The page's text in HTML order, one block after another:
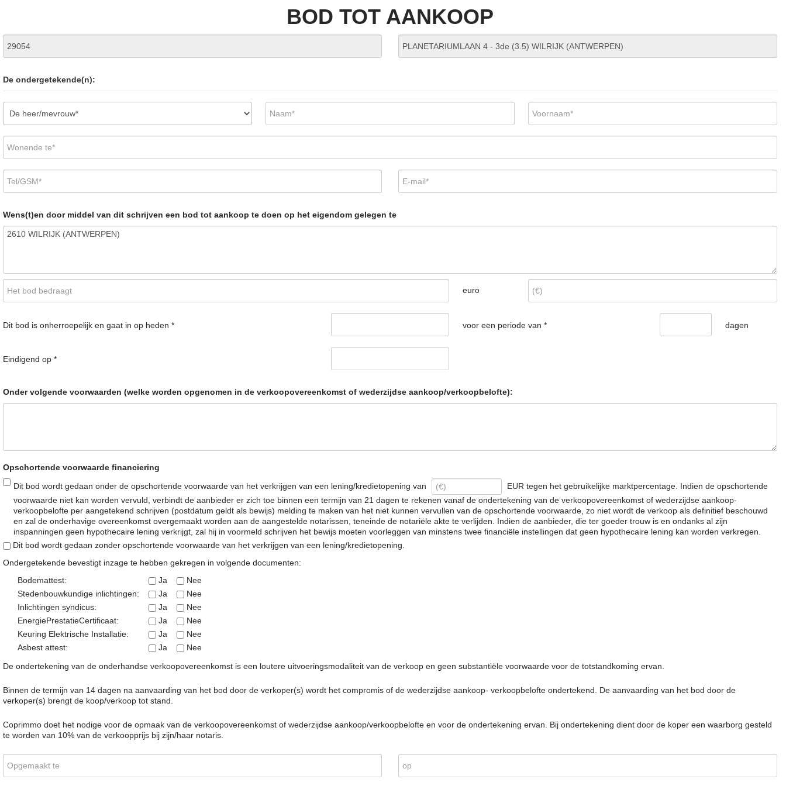
BOD TOT AANKOOP
De ondergetekende(n):
Wens(t)en door middel van dit schrijven een bod tot aankoop te doen op het eigendom gelegen te
euro
Dit bod is onherroepelijk en gaat in op heden * voor een periode van * dagen
Eindigend op *
Onder volgende voorwaarden (welke worden opgenomen in de verkoopovereenkomst of wederzijdse aankoop/verkoopbelofte):
Opschortende voorwaarde financiering
Dit bod wordt gedaan onder de opschortende voorwaarde van het verkrijgen van een lening/kredietopening van
EUR tegen het gebruikelijke marktpercentage. Indien de opschortende
voorwaarde niet kan worden vervuld, verbindt de aanbieder er zich toe binnen een termijn van 21 dagen te rekenen vanaf de ondertekening van de verkoopovereenkomst of wederzijdse aankoop-
verkoopbelofte per aangetekend schrijven (postdatum geldt als bewijs) melding te maken van het niet kunnen vervullen van de opschortende voorwaarde, zo niet wordt de verkoop als definitief beschouwd
en zal de onderhavige overeenkomst overgemaakt worden aan de aangestelde notarissen, teneinde de notariële akte te verlijden. Indien de aanbieder, die ter goeder trouw is en ondanks al zijn
inspanningen geen hypothecaire lening verkrijgt, zal hij in voormeld schrijven het bewijs moeten voorleggen van minstens twee financiële instellingen dat geen hypothecaire lening kan worden verkregen.
Dit bod wordt gedaan zonder opschortende voorwaarde van het verkrijgen van een lening/kredietopening.
Ondergetekende bevestigt inzage te hebben gekregen in volgende documenten:
Bodemattest:
Ja
Nee
Stedenbouwkundige inlichtingen:
Ja
Nee
Inlichtingen syndicus:
Ja
Nee
EnergiePrestatieCertificaat:
Ja
Nee
Keuring Elektrische Installatie:
Ja
Nee
Asbest attest:
Ja
Nee
De ondertekening van de onderhandse verkoopovereenkomst is een loutere uitvoeringsmodaliteit van de verkoop en geen substantiële voorwaarde voor de totstandkoming ervan.
Binnen de termijn van 14 dagen na aanvaarding van het bod door de verkoper(s) wordt het compromis of de wederzijdse aankoop- verkoopbelofte ondertekend. De aanvaarding van het bod door de
verkoper(s) brengt de koop/verkoop tot stand.
Coprimmo doet het nodige voor de opmaak van de verkoopovereenkomst of wederzijdse aankoop/verkoopbelofte en voor de ondertekening ervan. Bij ondertekening dient door de koper een waarborg gesteld
te worden van 10% van de verkoopprijs bij zijn/haar notaris.